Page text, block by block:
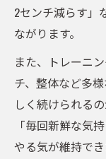
2センチ減らす」
ながります。
また、トレーニ
チ、整体など多
しく続けられる
「毎回新鮮な気
やる気が維持で